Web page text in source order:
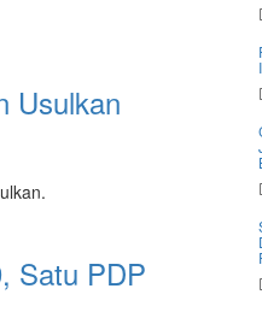
Usulkan
Satu PDP